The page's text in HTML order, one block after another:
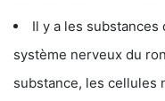
Il y a les
système nerveux du
substance, les cellules